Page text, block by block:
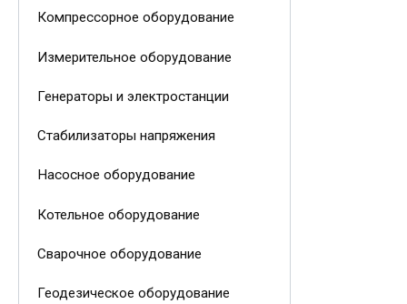
Компрессорное оборудование
Измерительное оборудование
Генераторы и электростанции
Стабилизаторы напряжения
Насосное оборудование
Котельное оборудование
Сварочное оборудование
Геодезическое оборудование